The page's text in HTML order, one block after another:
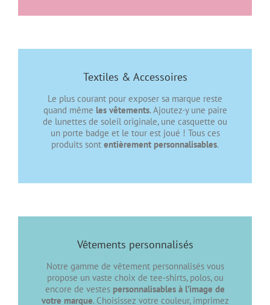
Textiles & Accessoires
Le plus courant pour exposer sa marque reste
quand même les vêtements. Ajoutez-y une paire
de lunettes de soleil originale, une casquette ou
un porte badge et le tour est joué ! Tous ces
produits sont entièrement personnalisables.
Vêtements personnalisés
Notre gamme de vêtement personnalisés vous
propose un vaste choix de tee-shirts, polos, ou
encore de vestes personnalisables à l’image de
votre marque. Choisissez votre couleur, imprimez